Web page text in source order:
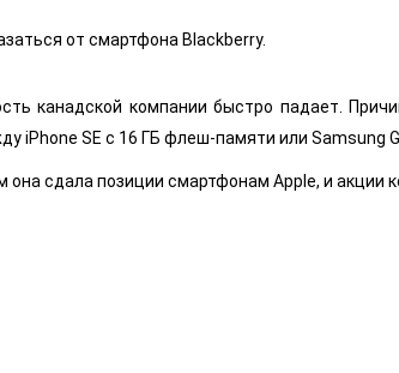
от смартфона Blackberry.
канадской компании быстро падает.
iPhone SE с 16 ГБ флеш-памяти или Samsung
сдала позиции смартфонам Apple, и акции